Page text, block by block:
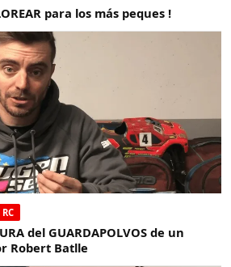
para los más peques !
del GUARDAPOLVOS de un
Robert Batlle